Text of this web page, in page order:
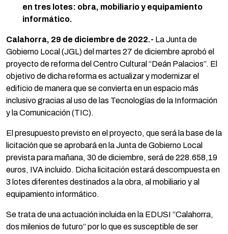
en tres lotes: obra, mobiliario y equipamiento
informático.
Calahorra, 29 de diciembre de 2022.- La Junta de
Gobierno Local (JGL) del martes 27 de diciembre aprobó el
proyecto de reforma del Centro Cultural “Deán Palacios”. El
objetivo de dicha reforma es actualizar y modernizar el
edificio de manera que se convierta en un espacio más
inclusivo gracias al uso de las Tecnologías de la Información
y la Comunicación (TIC).
El presupuesto previsto en el proyecto, que será la base de la
licitación que se aprobará en la Junta de Gobierno Local
prevista para mañana, 30 de diciembre, será de 228.658,19
euros, IVA incluido. Dicha licitación estará descompuesta en
3 lotes diferentes destinados a la obra, al mobiliario y al
equipamiento informático.
Se trata de una actuación incluida en la EDUSI “Calahorra,
dos milenios de futuro” por lo que es susceptible de ser